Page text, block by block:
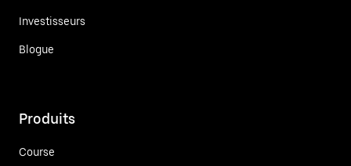
Investisseurs
Blogue
Produits
Course